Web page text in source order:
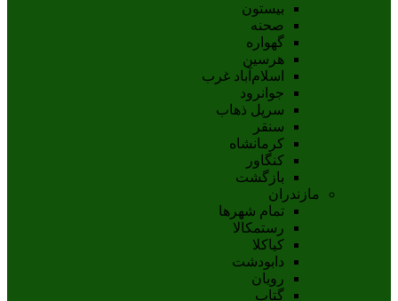
بیستون
صحنه
گهواره
هرسین
اسلام‌‌آباد غرب
جوانرود
سرپل ذهاب
سنقر
کرمانشاه
کنگاور
بازگشت
مازندران
تمام شهر‌ها
رستمکالا
کیاکلا
دابودشت
رویان
گتاب